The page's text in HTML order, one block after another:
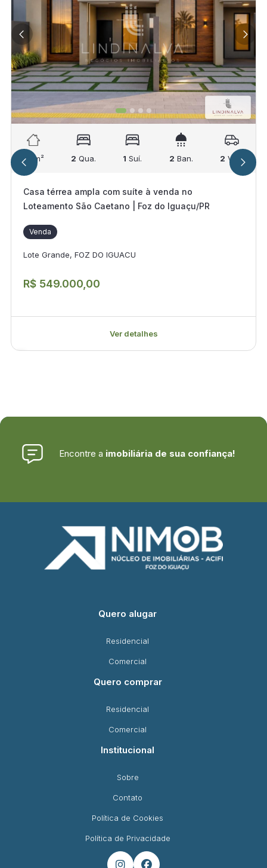
88 m² 2 Qua. 1 Suí. 2 Ban. 2 Vag.
Casa térrea ampla com suíte à venda no
Loteamento São Caetano | Foz do Iguaçu/PR
Venda
Lote Grande, FOZ DO IGUACU
R$ 549.000,00
Ver detalhes
Encontre a imobiliária de sua confiança!
Quero alugar
Residencial
Comercial
Quero comprar
Residencial
Comercial
Institucional
Sobre
Contato
Política de Cookies
Política de Privacidade
 